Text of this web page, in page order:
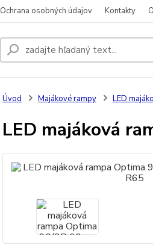
Ochrana osobných údajov Kontakty
Úvod Majákové rampy LED
LED majáková